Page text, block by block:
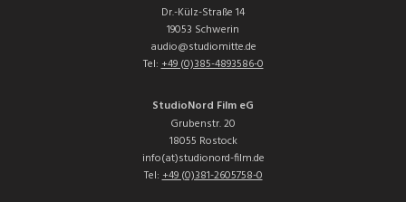
Dr.-Külz-Straße 14
19053 Schwerin
audio@studiomitte.de
Tel:+49 (0)385-4893586-0
StudioNord Film eG
Grubenstr. 20
18055 Rostock
info(at)studionord-film.de
Tel:+49 (0)381-2605758-0